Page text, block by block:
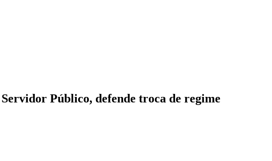
Público, defende troca de regime